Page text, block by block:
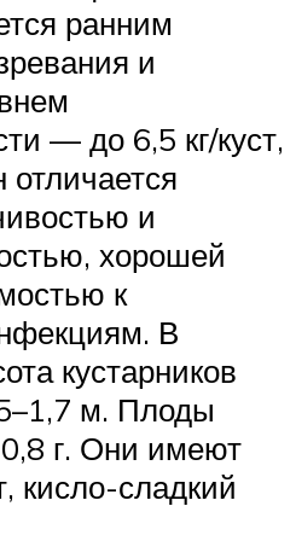
ранним
и
— до 6,5 кг/куст,
отличается
и
хорошей
к
В
кустарников
м. Плоды
г. Они имеют
кисло-сладкий